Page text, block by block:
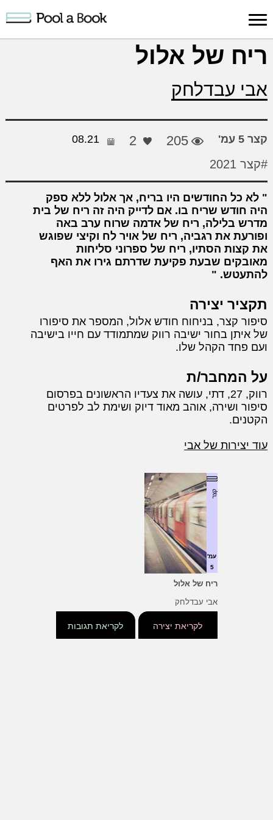
כניסה למערכת
יצירה
חיפוש
יצירה
ריח של אלול
אבי עבדלחק
קצר 5 עמ' 205
2
08.21
#קצר 2021
לא כל החודשים היו בריח, אך אלול ללא ספק
היה חודש שריח בו. אם לדייק היה זה ריח של בית
מדרש בלילה, ריח של אדמה שרוח ערב באה
ופורעת את רגביה, ריח של אויר לח וקיצי שפוגש
את קצות הסתיו, ריח של ספרוני סליחות
מאובקים שבעת פקיעת שדרתם גירו את האף
להתעטש.
תקציר יצירה
סיפור קצר, בניחוח חודש אלול, המספר את סיפורו
של איתן בחור ישיבה רווק שמתמודד עם חייו בישיבה
ועם פחד הקהל שלו.
על המחבר/ת
רווק, 27, דתי, עושה את צעדיו הראשונים בפרסום
סיפור ושירה, אוהב מאוד דיוק ושימת לב לפרטים
הקטנים.
עוד יצירות של אבי
קצר
עמ'
5
ריח של אלול
אבי עבדלחק
לקריאת תגובות לקריאת יצירה